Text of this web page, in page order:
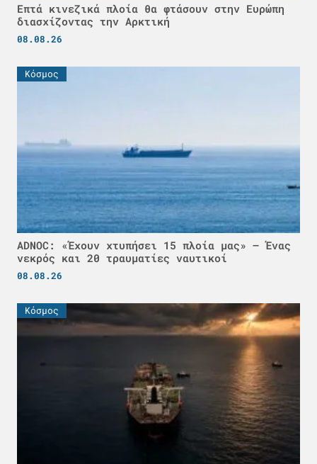
Επτά κινεζικά πλοία θα φτάσουν στην Ευρώπη
διασχίζοντας την Αρκτική
08.08.26
Κόσμος
ADNOC: «Έχουν χτυπήσει 15 πλοία μας» – Ένας
νεκρός και 20 τραυματίες ναυτικοί
08.08.26
Κόσμος